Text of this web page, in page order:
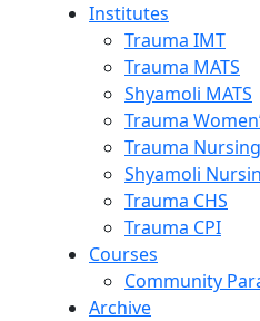
Institutes
Trauma IMT
Trauma MATS
Shyamoli MATS
Trauma
Trauma
Shyamoli
Trauma CHS
Trauma CPI
Courses
Community
Archive